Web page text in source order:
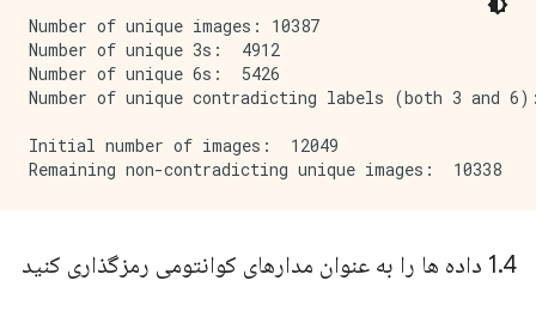
Number of unique images: 10387
Number of unique 3s:  4912
Number of unique 6s:  5426
Number of unique contradicting labels (both 3 and
Initial number of images:  12049
1.4 داده ها را به عنوان مدارهای کوانتومی رمزگذاری کنید